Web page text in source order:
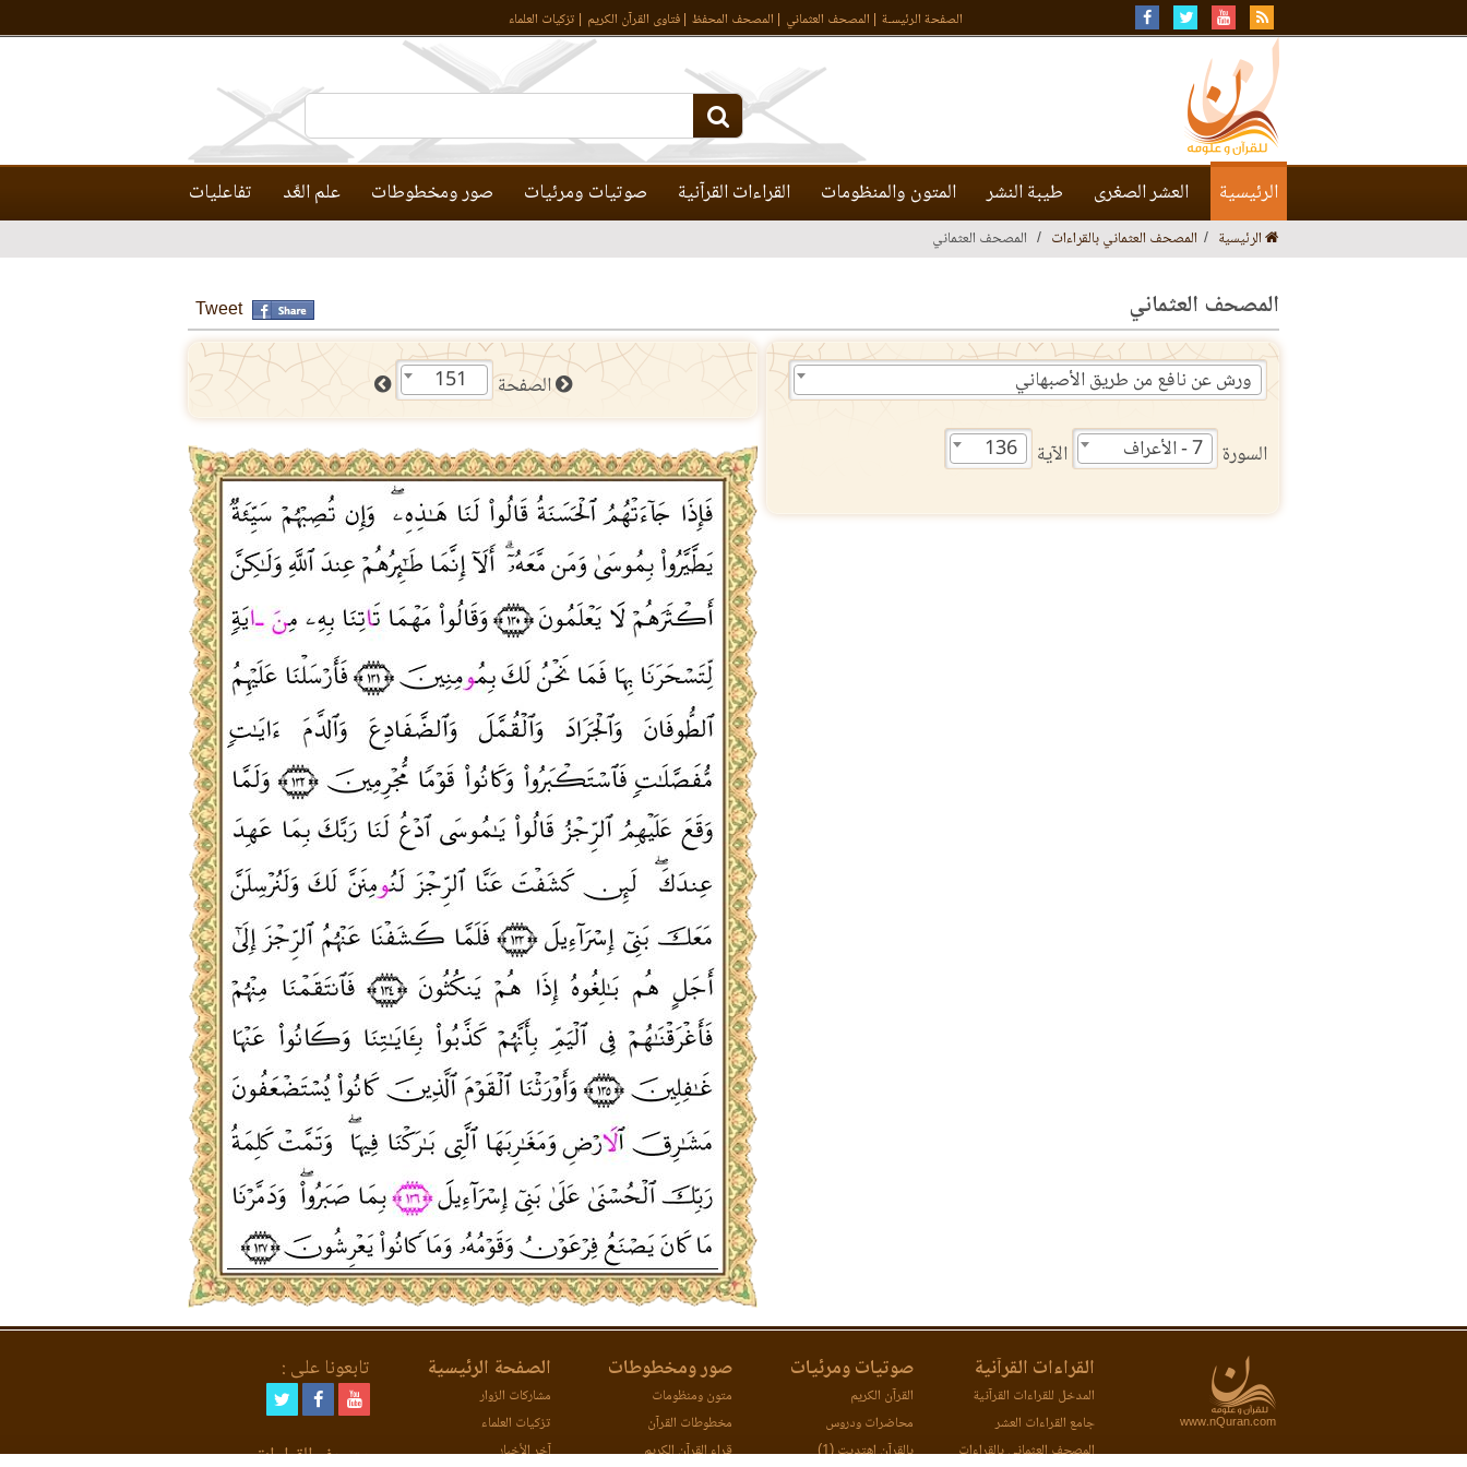
الصفحة الرئيسـة المصحف العثماني المصحف المحفظ فتاوى القرآن الكريم تزكيات العلماء
الرئيسية العشر الصغرى طيبة النشر المتون والمنظومات القراءات القرآنية صوتيات ومرئيات صور ومخطوطات علم العَّد تفاعليات
الرئيسية المصحف العثماني بالقراءات المصحف العثماني
المصحف العثماني Tweet
ورش عن نافع من طريق الأصبهاني
السورة 7 - الأعراف الآية 136
الصفحة 151
www.nQuran.com
القراءات القرآنية
المدخل للقراءات القرآنية
جامع القراءات العشر
المصحف العثماني بالقراءات
صوتيات ومرئيات
القرآن الكريم
محاضرات ودروس
بالقرآن اهتديت (1)
صور ومخطوطات
متون ومنظومات
مخطوطات القرآن
قراء القرآن الكريم
الصفحة الرئيسية
مشاركات الزوار
تزكيات العلماء
آخر الأخبار
تابعونا على :
مصحف القراءات